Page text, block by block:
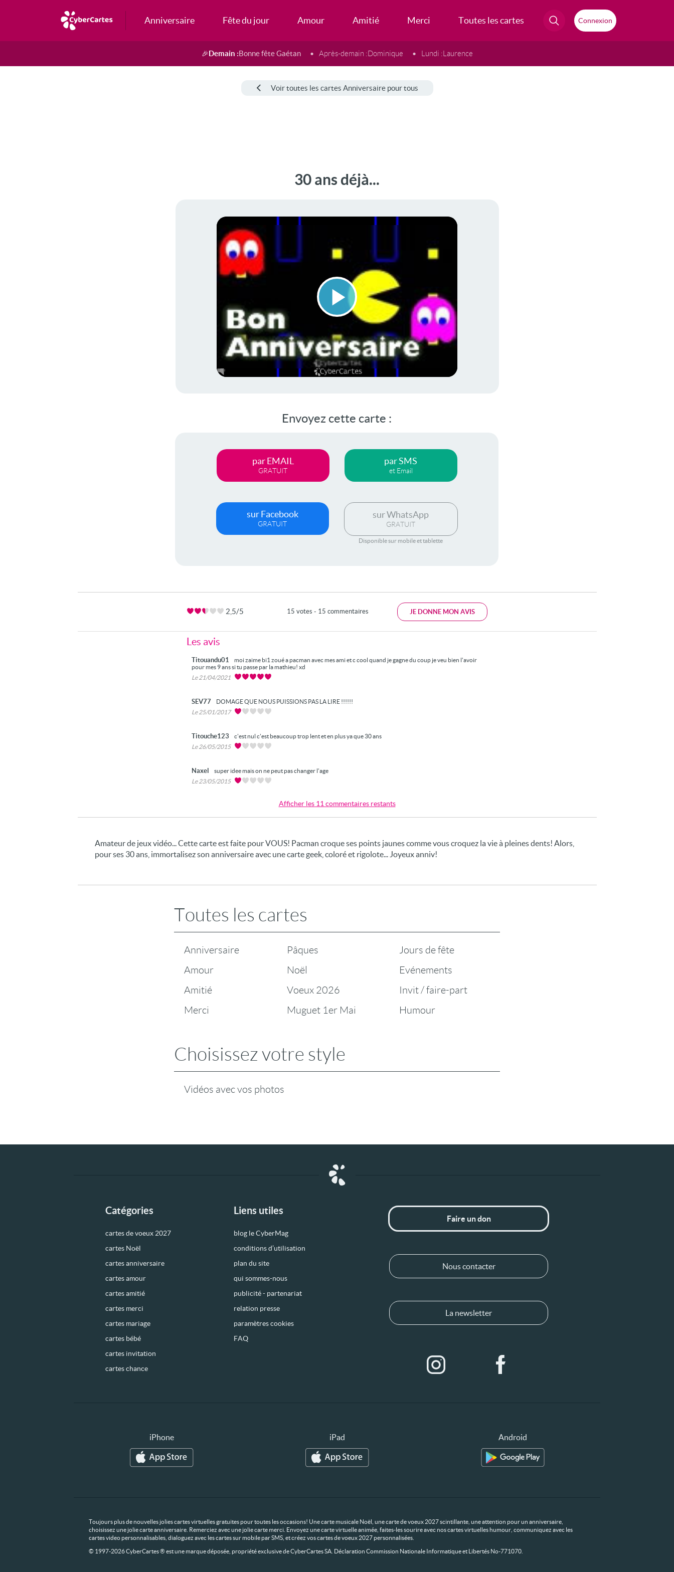
Anniversaire Fête du jour Amour Amitié Merci Toutes les cartes Connexion
🎉Demain :Bonne fête Gaétan Après-demain :Dominique Lundi :Laurence
Voir toutes les cartes Anniversaire pour tous
30 ans déjà...
Lire
la
Envoyez cette carte :
par EMAIL
GRATUIT
par SMS
et Email
sur Facebook
GRATUIT
sur WhatsApp
GRATUIT
Disponible sur mobile et tablette
2,5/5 15 votes - 15 commentaires JE DONNE MON AVIS
Les avis
Titouandu01
moi zaime bi1 zoué a pacman avec mes ami et c cool quand je gagne du coup je veu bien l'avoir
pour mes 9 ans si tu passe par la mathieu! xd
Le 21/04/2021
SEV77
DOMAGE QUE NOUS PUISSIONS PAS LA LIRE !!!!!!
Le 25/01/2017
Titouche123
c'est nul c'est beaucoup trop lent et en plus ya que 30 ans
Le 26/05/2015
Naxel
super idee mais on ne peut pas changer l'age
Le 23/05/2015
Afficher les 11 commentaires restants
Amateur de jeux vidéo... Cette carte est faite pour VOUS! Pacman croque ses points jaunes comme vous croquez la vie à pleines dents! Alors,
pour ses 30 ans, immortalisez son anniversaire avec une carte geek, coloré et rigolote... Joyeux anniv!
Toutes les cartes
Anniversaire
Amour
Amitié
Merci
Pâques
Noël
Voeux 2026
Muguet 1er Mai
Jours de fête
Evénements
Invit / faire-part
Humour
Choisissez votre style
Vidéos avec vos photos
Catégories
cartes de voeux 2027
cartes Noël
cartes anniversaire
cartes amour
cartes amitié
cartes merci
cartes mariage
cartes bébé
cartes invitation
cartes chance
Liens utiles
blog le CyberMag
conditions d’utilisation
plan du site
qui sommes-nous
publicité - partenariat
relation presse
paramètres cookies
FAQ
Faire un don
Nous contacter
La newsletter
iPhone iPad Android
Toujours plus de nouvelles jolies cartes virtuelles gratuites pour toutes les occasions! Une carte musicale Noël, une carte de voeux 2027 scintillante, une attention pour un anniversaire,
choisissez une jolie carte anniversaire. Remerciez avec une jolie carte merci. Envoyez une carte virtuelle animée, faites-les sourire avec nos cartes virtuelles humour, communiquez avec les
cartes video personnalisables, dialoguez avec les cartes sur mobile par SMS, et créez vos cartes de voeux 2027 personnalisées.
© 1997-2026 CyberCartes ® est une marque déposée, propriété exclusive de CyberCartes SA. Déclaration Commission Nationale Informatique et Libertés No-771070.